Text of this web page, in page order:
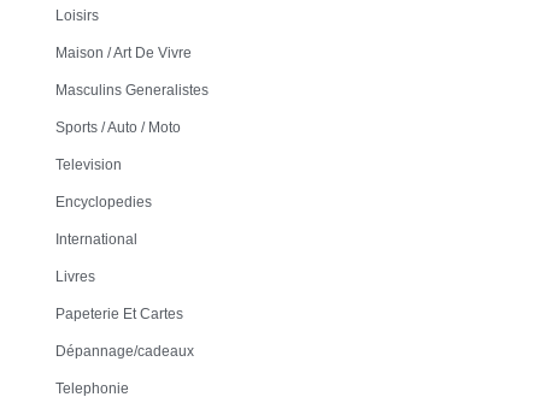
Loisirs
Maison / Art De Vivre
Masculins Generalistes
Sports / Auto / Moto
Television
Encyclopedies
International
Livres
Papeterie Et Cartes
Dépannage/cadeaux
Telephonie